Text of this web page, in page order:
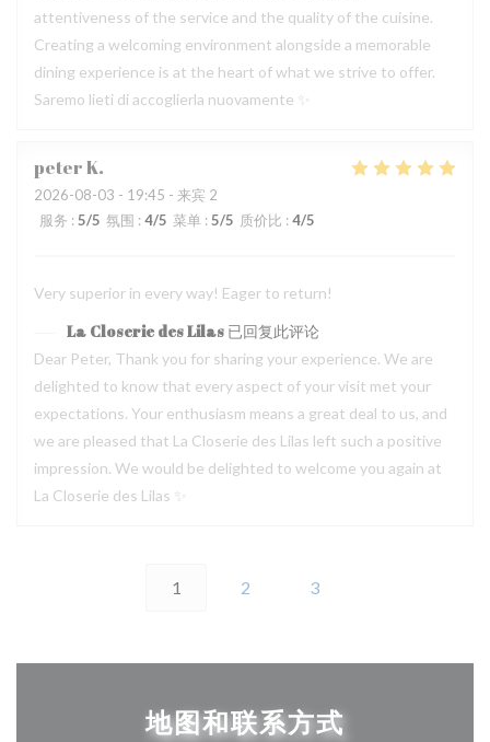
attentiveness of the service and the quality of the cuisine.
Creating a welcoming environment alongside a memorable
dining experience is at the heart of what we strive to offer.
Saremo lieti di accoglierla nuovamente ✨
peterK
2026-08-03 - 19:45 - 来宾 2
服务 : 5/5 氛围 : 4/5 菜单 : 5/5 质价比 : 4/5
Very superior in every way! Eager to return!
La Closerie des Lilas 已回复此评论
Dear Peter, Thank you for sharing your experience. We are
delighted to know that every aspect of your visit met your
expectations. Your enthusiasm means a great deal to us, and
we are pleased that La Closerie des Lilas left such a positive
impression. We would be delighted to welcome you again at
La Closerie des Lilas ✨
1 2 3
地图和联系方式